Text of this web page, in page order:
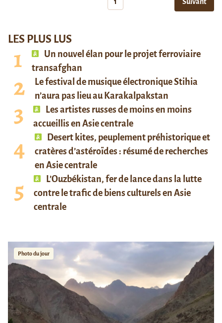
1 Suivant
LES PLUS LUS
Un nouvel élan pour le projet ferroviaire
transafghan
Le festival de musique électronique Stihia
n’aura pas lieu au Karakalpakstan
Les artistes russes de moins en moins
accueillis en Asie centrale
Desert kites, peuplement préhistorique et
cratères d’astéroïdes : résumé de recherches
en Asie centrale
L’Ouzbékistan, fer de lance dans la lutte
contre le trafic de biens culturels en Asie
centrale
Photo du jour